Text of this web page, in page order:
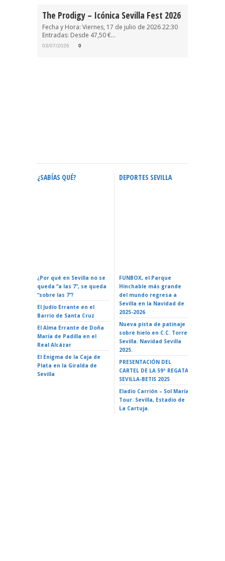
The Prodigy – Icónica Sevilla Fest 2026
Fecha y Hora: Viernes, 17 de julio de 2026 22:30
Entradas: Desde 47,50 €...
03/07/2026 0
¿SABÍAS QUÉ?
¿Por qué en Sevilla no se
queda “a las 7”, se queda
“sobre las 7”?
El Judío Errante en el
Barrio de Santa Cruz
El Alma Errante de Doña
María de Padilla en el
Real Alcázar
El Enigma de la Caja de
Plata en la Giralda de
Sevilla
DEPORTES SEVILLA
FUNBOX, el Parque
Hinchable más grande
del mundo regresa a
Sevilla en la Navidad de
2025-2026
Nueva pista de patinaje
sobre hielo en C.C. Torre
Sevilla. Navidad Sevilla
2025.
PRESENTACIÓN DEL
CARTEL DE LA 59ª REGATA
SEVILLA-BETIS 2025
Eladio Carrión – Sol María
Tour. Sevilla, Estadio de
La Cartuja.